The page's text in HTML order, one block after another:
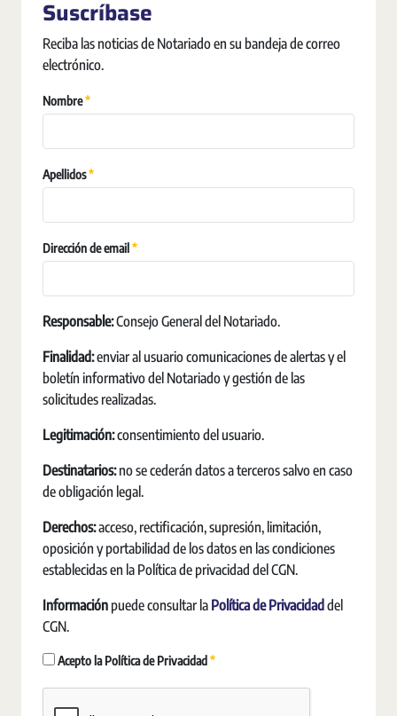
Suscríbase
Reciba las noticias de Notariado en su bandeja de correo
electrónico.
Nombre Pakollinen
Apellidos Pakollinen
Dirección de email Pakollinen
Responsable:Consejo General del Notariado.
Finalidad:enviar al usuario comunicaciones de alertas y el
boletín informativo del Notariado y gestión de las
solicitudes realizadas.
Legitimación:consentimiento del usuario.
Destinatarios:no se cederán datos a terceros salvo en caso
de obligación legal.
Derechos:acceso, rectificación, supresión, limitación,
oposición y portabilidad de los datos en las condiciones
establecidas en la Política de privacidad del CGN.
Información puede consultar la Política de Privacidad del
CGN.
Acepto la Política de Privacidad Pakollinen